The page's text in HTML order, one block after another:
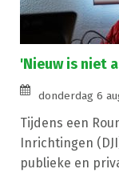
'Nieuw is niet
donderdag 6
Tijdens een
Inrichtingen
publieke en